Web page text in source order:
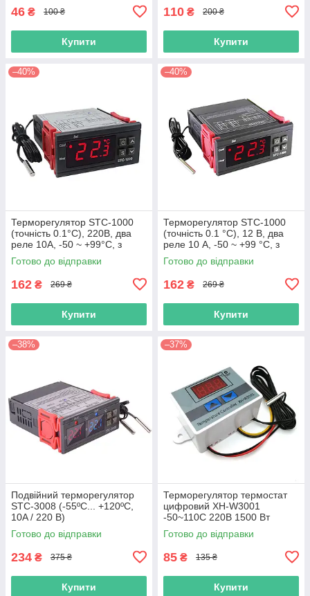
46 ₴ 100 ₴
Купити
110 ₴ 200 ₴
Купити
–40%
Терморегулятор STC-1000
(точність 0.1°C), 220В, два
реле 10А, -50 ~ +99°C, з
виносним датчиком
Готово до відправки
162 ₴ 269 ₴
Купити
–40%
Терморегулятор STC-1000
(точність 0.1 °C), 12 В, два
реле 10 А, -50 ~ +99 °C, з
виносним датчиком
Готово до відправки
162 ₴ 269 ₴
Купити
–38%
Подвійний терморегулятор
STC-3008 (-55ºC... +120ºC,
10A / 220 В)
Готово до відправки
234 ₴ 375 ₴
Купити
–37%
Терморегулятор термостат
цифровий XH-W3001
-50~110С 220В 1500 Вт
Готово до відправки
85 ₴ 135 ₴
Купити